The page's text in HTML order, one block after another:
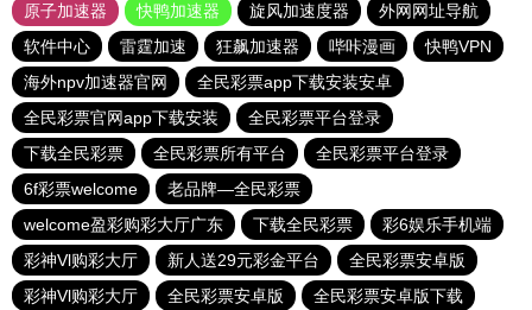
原子加速器
快鸭加速器 旋风加速度器
外网网址导航
软件中心
雷霆加速 狂飙加速器 哔咔漫画
快鸭VPN
海外npv加速器官网
全民彩票app下载安装安卓
全民彩票官网app下载安装
全民彩票平台登录
下载全民彩票
全民彩票所有平台
全民彩票平台登录
6f彩票welcome
老品牌—全民彩票
welcome盈彩购彩大厅广东
下载全民彩票
彩6娱乐手机端
彩神Vl购彩大厅
新人送29元彩金平台
全民彩票安卓版
彩神Vl购彩大厅
全民彩票安卓版 全民彩票安卓版下载